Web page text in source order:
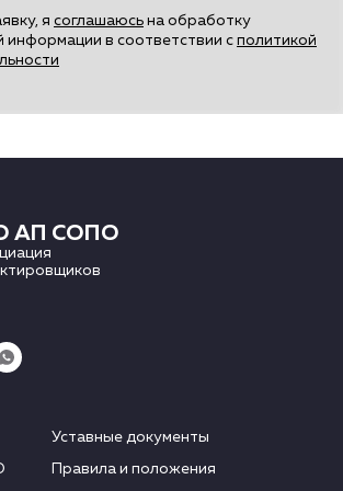
я соглашаюсь на обработку
информации в соответствии с политикой
АП СОПО
Уставные документы
Правила и положения